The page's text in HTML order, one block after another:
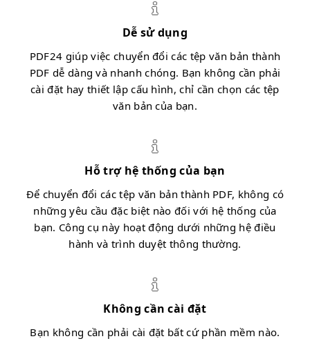
Dễ sử dụng
PDF24 giúp việc chuyển đổi các tệp văn bản thành
PDF dễ dàng và nhanh chóng. Bạn không cần phải
cài đặt hay thiết lập cấu hình, chỉ cần chọn các tệp
văn bản của bạn.
Hỗ trợ hệ thống của bạn
Để chuyển đổi các tệp văn bản thành PDF, không có
những yêu cầu đặc biệt nào đối với hệ thống của
bạn. Công cụ này hoạt động dưới những hệ điều
hành và trình duyệt thông thường.
Không cần cài đặt
Bạn không cần phải cài đặt bất cứ phần mềm nào.